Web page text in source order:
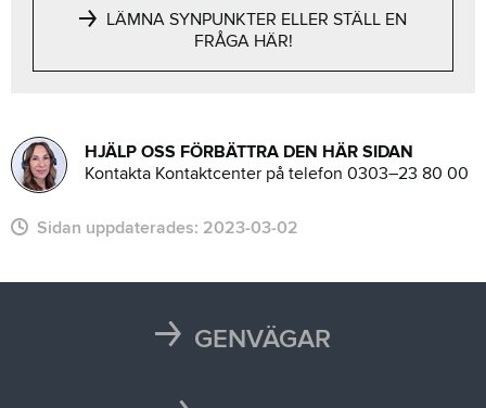
LÄMNA SYNPUNKTER ELLER STÄLL EN
FRÅGA HÄR!
HJÄLP OSS FÖRBÄTTRA DEN HÄR SIDAN
Kontakta Kontaktcenter på telefon 0303–23 80 00
Sidan uppdaterades: 2023-03-02
GENVÄGAR